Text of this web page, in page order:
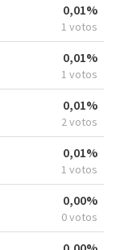
0,01%
1 votos
0,01%
1 votos
0,01%
2 votos
0,01%
1 votos
0,00%
0 votos